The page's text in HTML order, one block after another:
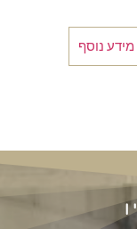
מידע נוסף